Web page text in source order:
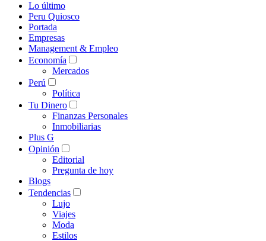
Lo último
Peru Quiosco
Portada
Empresas
Management & Empleo
Economía
Mercados
Perú
Política
Tu Dinero
Finanzas Personales
Inmobiliarias
Plus G
Opinión
Editorial
Pregunta de hoy
Blogs
Tendencias
Lujo
Viajes
Moda
Estilos